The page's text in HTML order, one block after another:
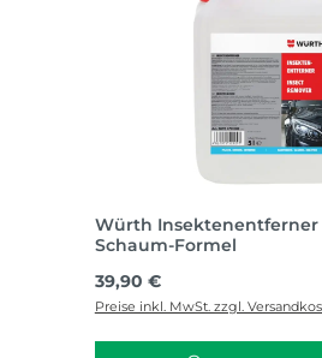
Würth Insektenentferner
Schaum-Formel
Regulärer Preis:
39,90 €
Preise inkl. MwSt. zzgl.